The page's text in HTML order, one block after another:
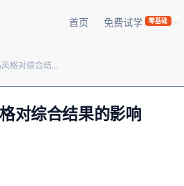
首页 免费试学 零基础
FPGA大赛中Verilog代码风格对综合结果的影响
对综合结果的影响